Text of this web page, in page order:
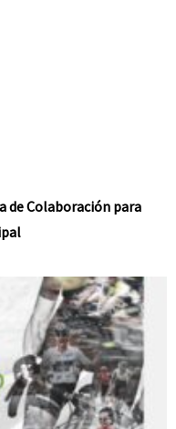
de Colaboración para